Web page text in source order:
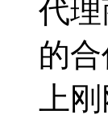
代
的
上